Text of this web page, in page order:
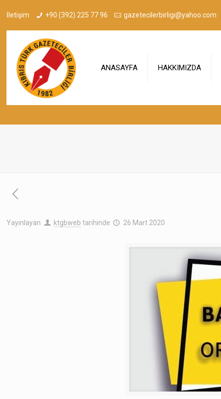
İletişim +90 (392) 225 77 96 gazetecilerbirligi@yahoo.com
ANASAYFA HAKKIMIZDA
Yayınlayan ktgbweb tarihinde 26 Mart 2020